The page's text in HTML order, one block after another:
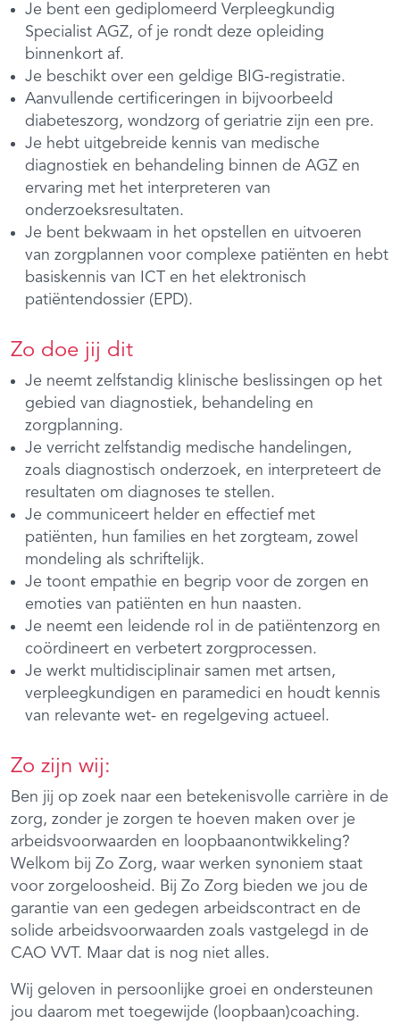
Je bent een gediplomeerd Verpleegkundig
Specialist AGZ, of je rondt deze opleiding
binnenkort af.
Je beschikt over een geldige BIG-registratie.
Aanvullende certificeringen in bijvoorbeeld
diabeteszorg, wondzorg of geriatrie zijn een pre.
Je hebt uitgebreide kennis van medische
diagnostiek en behandeling binnen de AGZ en
ervaring met het interpreteren van
onderzoeksresultaten.
Je bent bekwaam in het opstellen en uitvoeren
van zorgplannen voor complexe patiënten en hebt
basiskennis van ICT en het elektronisch
patiëntendossier (EPD).
Zo doe jij dit
Je neemt zelfstandig klinische beslissingen op het
gebied van diagnostiek, behandeling en
zorgplanning.
Je verricht zelfstandig medische handelingen,
zoals diagnostisch onderzoek, en interpreteert de
resultaten om diagnoses te stellen.
Je communiceert helder en effectief met
patiënten, hun families en het zorgteam, zowel
mondeling als schriftelijk.
Je toont empathie en begrip voor de zorgen en
emoties van patiënten en hun naasten.
Je neemt een leidende rol in de patiëntenzorg en
coördineert en verbetert zorgprocessen.
Je werkt multidisciplinair samen met artsen,
verpleegkundigen en paramedici en houdt kennis
van relevante wet- en regelgeving actueel.
Zo zijn wij:
Ben jij op zoek naar een betekenisvolle carrière in de
zorg, zonder je zorgen te hoeven maken over je
arbeidsvoorwaarden en loopbaanontwikkeling?
Welkom bij Zo Zorg, waar werken synoniem staat
voor zorgeloosheid. Bij Zo Zorg bieden we jou de
garantie van een gedegen arbeidscontract en de
solide arbeidsvoorwaarden zoals vastgelegd in de
CAO VVT. Maar dat is nog niet alles.
Wij geloven in persoonlijke groei en ondersteunen
jou daarom met toegewijde (loopbaan)coaching.